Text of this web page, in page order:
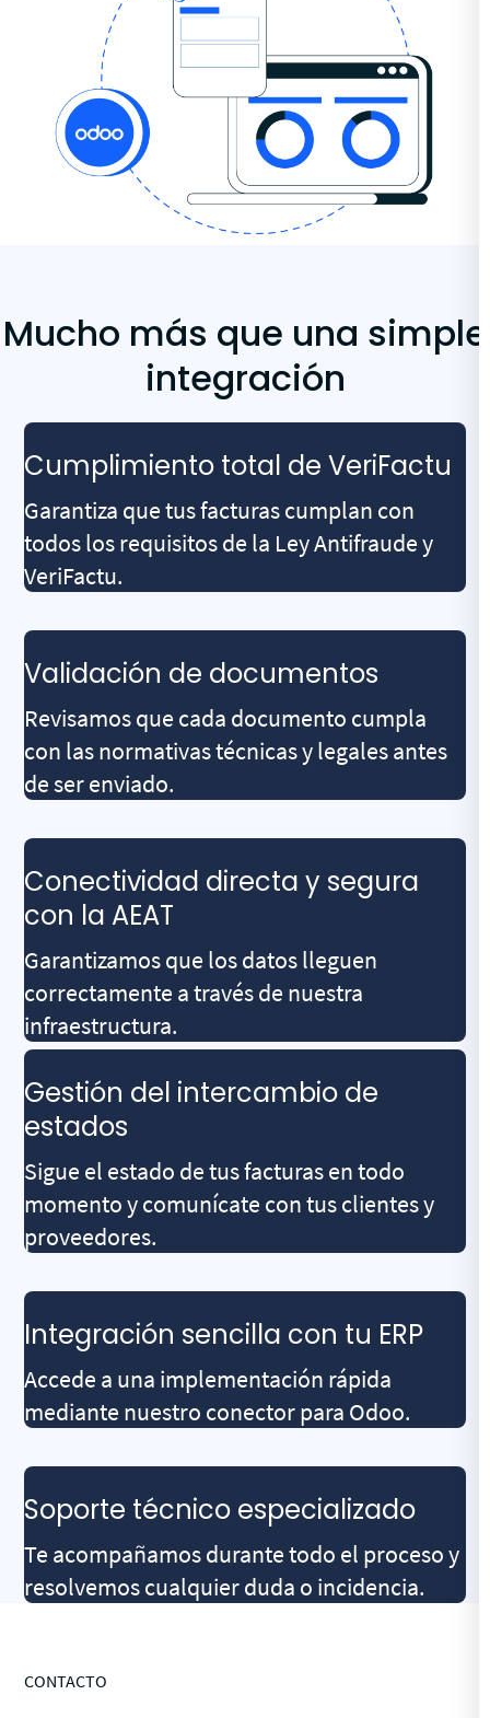
Mucho más que una simple
integración
Cumplimiento total de VeriFactu
Garantiza que tus facturas cumplan con
todos los requisitos de la Ley Antifraude y
VeriFactu.
Validación de documentos
Revisamos que cada documento cumpla
con las normativas técnicas y legales antes
de ser enviado.
Conectividad directa y segura
con la AEAT
Garantizamos que los datos lleguen
correctamente a través de nuestra
infraestructura.
Gestión del intercambio de
estados
Sigue el estado de tus facturas en todo
momento y comunícate con tus clientes y
proveedores.
Integración sencilla con tu ERP
Accede a una implementación rápida
mediante nuestro conector para Odoo.
Soporte técnico especializado
Te acompañamos durante todo el proceso y
resolvemos cualquier duda o incidencia.
CONTACTO